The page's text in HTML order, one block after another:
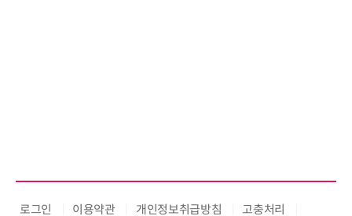
로그인 이용약관 개인정보취급방침 고충처리